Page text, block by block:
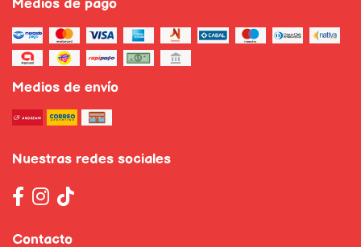
Medios de pago
Medios de envío
Nuestras redes sociales
Contacto